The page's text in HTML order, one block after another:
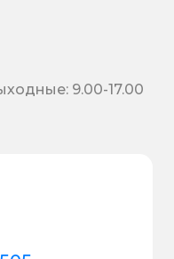
9.00-17.00